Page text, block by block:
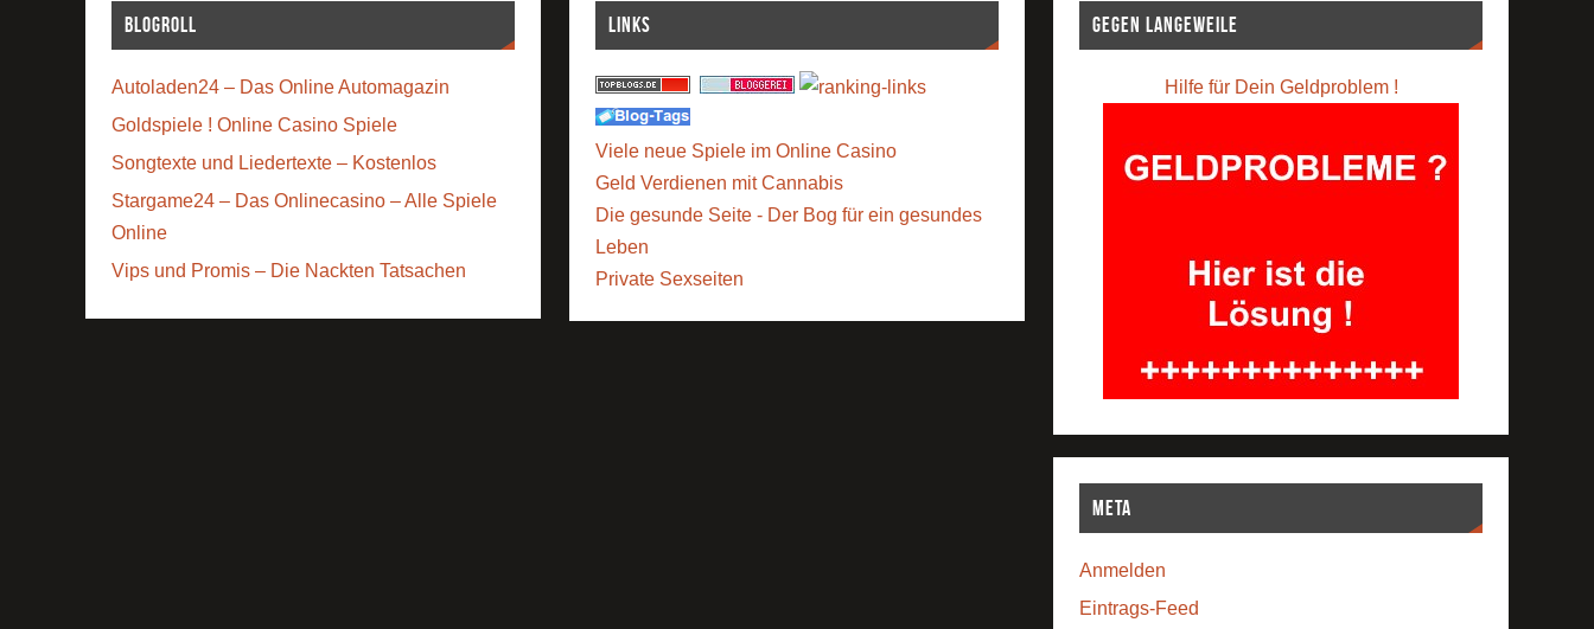
Blogroll
Autoladen24 – Das Online Automagazin
Goldspiele ! Online Casino Spiele
Songtexte und Liedertexte – Kostenlos
Stargame24 – Das Onlinecasino – Alle Spiele
Online
Vips und Promis – Die Nackten Tatsachen
Links
Viele neue Spiele im Online Casino
Geld Verdienen mit Cannabis
Die gesunde Seite - Der Bog für ein gesundes
Leben
Private Sexseiten
Gegen Langeweile
Hilfe für Dein Geldproblem !
Meta
Anmelden
Eintrags-Feed